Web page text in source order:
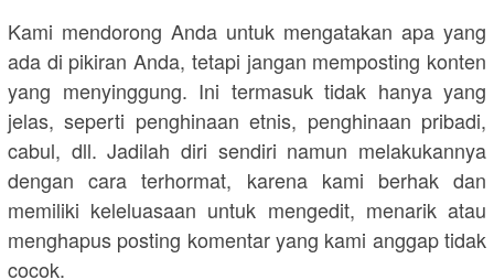
Kami mendorong Anda untuk mengatakan apa yang
ada di pikiran Anda, tetapi jangan memposting konten
yang menyinggung. Ini termasuk tidak hanya yang
jelas, seperti penghinaan etnis, penghinaan pribadi,
cabul, dll. Jadilah diri sendiri namun melakukannya
dengan cara terhormat, karena kami berhak dan
memiliki keleluasaan untuk mengedit, menarik atau
menghapus posting komentar yang kami anggap tidak
cocok.